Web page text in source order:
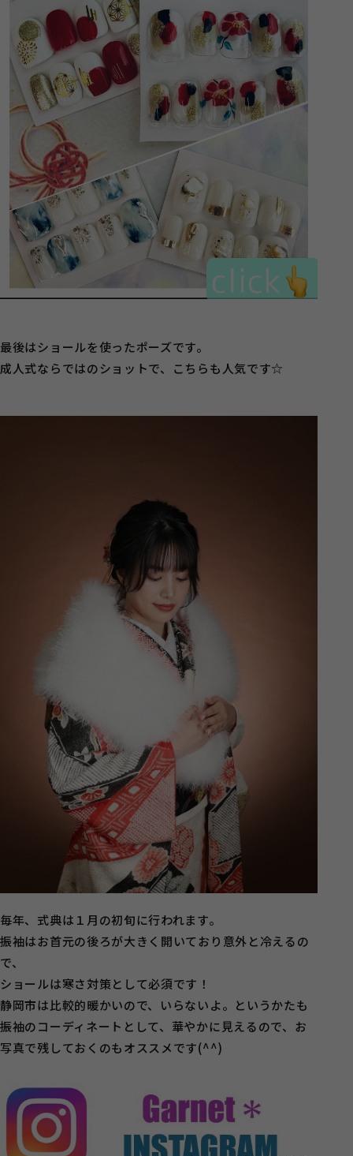
最後はショールを使ったポーズです。
成人式ならではのショットで、こちらも人気です☆
毎年、式典は１月の初旬に行われます。
振袖はお首元の後ろが大きく開いており意外と冷えるの
で、
ショールは寒さ対策として必須です！
静岡市は比較的暖かいので、いらないよ。というかたも
振袖のコーディネートとして、華やかに見えるので、お
写真で残しておくのもオススメです(^^)